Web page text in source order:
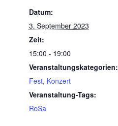
Datum:
3. September 2023
Zeit:
15:00 - 19:00
Veranstaltungskategorien:
Fest, Konzert
Veranstaltung-Tags:
RoSa